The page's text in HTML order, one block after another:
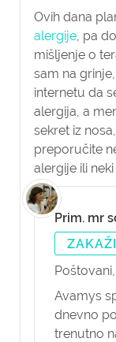
Ovih dana
alergije, pa
mišljenje o
sam na
internetu da
alergija, a
sekret iz
preporučite
alergije ili
Prim. mr
Poštovani,
Avamys
dnevno
trenutno